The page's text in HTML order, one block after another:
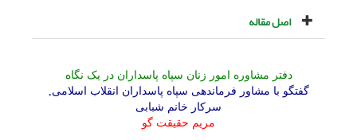
اصل مقاله
دفتر مشاوره امور زنان سپاه پاسداران در یک نگاه
گفتگو با مشاور فرماندهى سپاه پاسداران انقلاب اسلامى,
سرکار خانم شبابى
مریم حقیقت گو